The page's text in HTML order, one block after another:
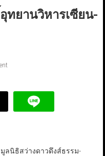
ทยานวิหารเซียน-
ลนิธิสว่างดาวดึงส์ธรรม-